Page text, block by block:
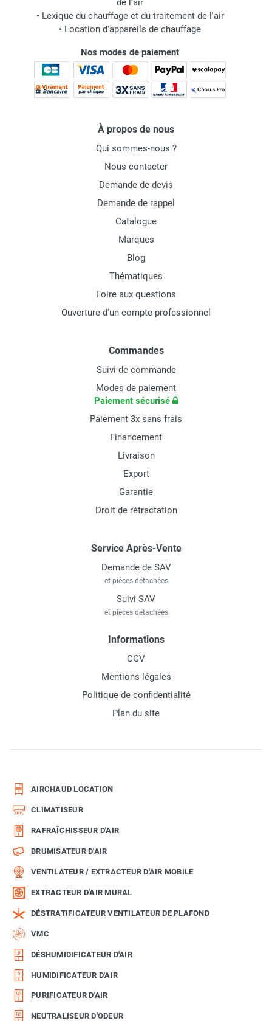
de l'air
• Lexique du chauffage et du traitement de l'air
• Location d'appareils de chauffage
Nos modes de paiement
À propos de nous
Qui sommes-nous ?
Nous contacter
Demande de devis
Demande de rappel
Catalogue
Marques
Blog
Thématiques
Foire aux questions
Ouverture d'un compte professionnel
Commandes
Suivi de commande
Modes de paiement
Paiement sécurisé
Paiement 3x sans frais
Financement
Livraison
Export
Garantie
Droit de rétractation
Service Après-Vente
Demande de SAV
et pièces détachées
Suivi SAV
et pièces détachées
Informations
CGV
Mentions légales
Politique de confidentialité
Plan du site
AIRCHAUD LOCATION
CLIMATISEUR
RAFRAÎCHISSEUR D'AIR
BRUMISATEUR D'AIR
VENTILATEUR / EXTRACTEUR D'AIR MOBILE
EXTRACTEUR D'AIR MURAL
DÉSTRATIFICATEUR VENTILATEUR DE PLAFOND
VMC
DÉSHUMIDIFICATEUR D'AIR
HUMIDIFICATEUR D'AIR
PURIFICATEUR D'AIR
NEUTRALISEUR D'ODEUR